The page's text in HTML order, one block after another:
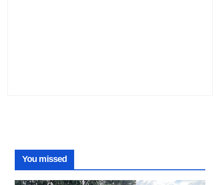
You missed